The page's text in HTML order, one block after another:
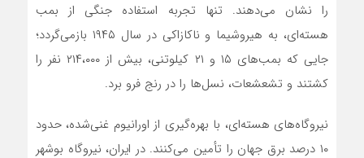
را نشان می‌دهند. تنها تجربه استفاده جنگی از بمب
هسته‌ای، به هیروشیما و ناکازاکی در سال ۱۹۴۵ بازمی‌گردد؛
جایی که بمب‌های ۱۵ و ۲۱ کیلوتنی، بیش از ۲۱۴،۰۰۰ نفر را
کشتند و تشعشعات، نسل‌ها را در رنج فرو برد.
نیروگاه‌های هسته‌ای، با بهره‌گیری از اورانیوم غنی‌شده، حدود
۱۰ درصد برق جهان را تأمین می‌کنند. در ایران، نیروگاه بوشهر